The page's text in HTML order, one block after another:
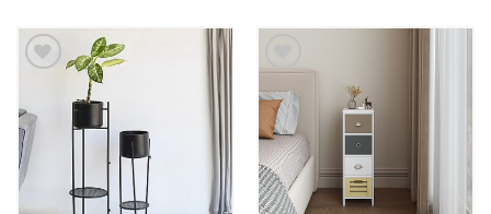
מוצר
במועדפים
במועדפים